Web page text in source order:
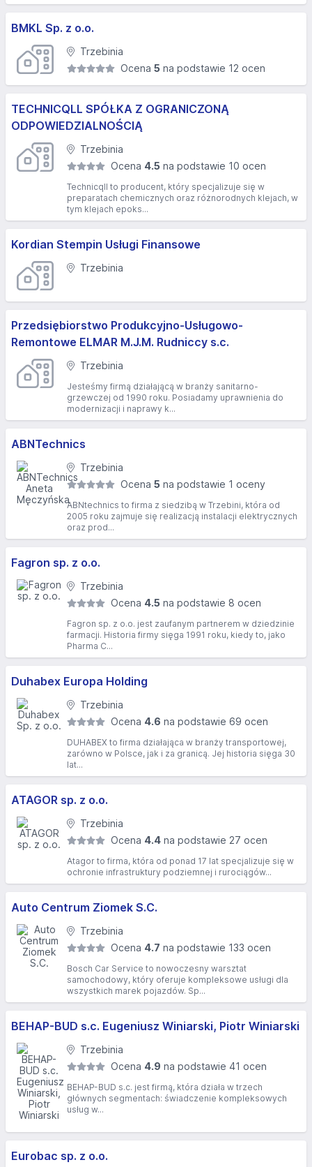
BMKL Sp. z o.o.
Trzebinia
Ocena 5 na podstawie 12 ocen
TECHNICQLL SPÓŁKA Z OGRANICZONĄ
ODPOWIEDZIALNOŚCIĄ
Trzebinia
Ocena 4.5 na podstawie 10 ocen
Technicqll to producent, który specjalizuje się w
preparatach chemicznych oraz różnorodnych klejach, w
tym klejach epoks...
Kordian Stempin Usługi Finansowe
Trzebinia
Przedsiębiorstwo Produkcyjno-Usługowo-
Remontowe ELMAR M.J.M. Rudniccy s.c.
Trzebinia
Jesteśmy firmą działającą w branży sanitarno-
grzewczej od 1990 roku. Posiadamy uprawnienia do
modernizacji i naprawy k...
ABNTechnics
Trzebinia
Ocena 5 na podstawie 1 oceny
ABNtechnics to firma z siedzibą w Trzebini, która od
2005 roku zajmuje się realizacją instalacji elektrycznych
oraz prod...
Fagron sp. z o.o.
Trzebinia
Ocena 4.5 na podstawie 8 ocen
Fagron sp. z o.o. jest zaufanym partnerem w dziedzinie
farmacji. Historia firmy sięga 1991 roku, kiedy to, jako
Pharma C...
Duhabex Europa Holding
Trzebinia
Ocena 4.6 na podstawie 69 ocen
DUHABEX to firma działająca w branży transportowej,
zarówno w Polsce, jak i za granicą. Jej historia sięga 30
lat...
ATAGOR sp. z o.o.
Trzebinia
Ocena 4.4 na podstawie 27 ocen
Atagor to firma, która od ponad 17 lat specjalizuje się w
ochronie infrastruktury podziemnej i rurociągów...
Auto Centrum Ziomek S.C.
Trzebinia
Ocena 4.7 na podstawie 133 ocen
Bosch Car Service to nowoczesny warsztat
samochodowy, który oferuje kompleksowe usługi dla
wszystkich marek pojazdów. Sp...
BEHAP-BUD s.c. Eugeniusz Winiarski, Piotr Winiarski
Trzebinia
Ocena 4.9 na podstawie 41 ocen
BEHAP-BUD s.c. jest firmą, która działa w trzech
głównych segmentach: świadczenie kompleksowych
usług w...
Eurobac sp. z o.o.